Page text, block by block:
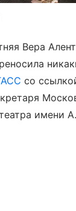
Вера
со
имени